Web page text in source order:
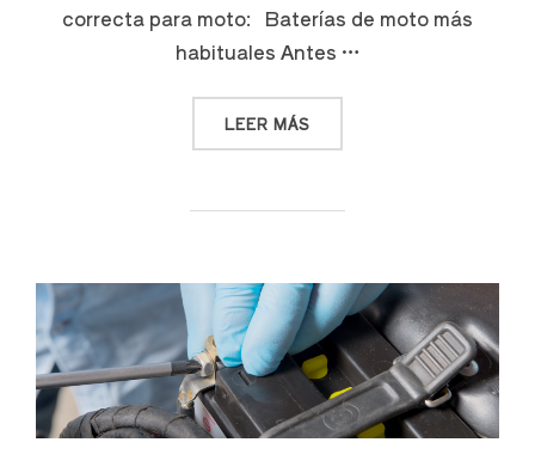
correcta para moto: Baterías de moto más
habituales Antes …
LEER MÁS